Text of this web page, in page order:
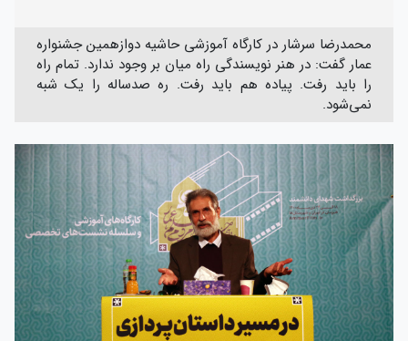
محمدرضا سرشار در کارگاه آموزشی حاشیه دوازهمین جشنواره
عمار گفت: در هنر نویسندگی راه میان بر وجود ندارد. تمام راه
را باید رفت. پیاده هم باید رفت. ره صدساله را یک شبه
نمی‌شود.